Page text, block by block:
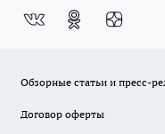
Обзорные статьи и пресс-
Договор оферты